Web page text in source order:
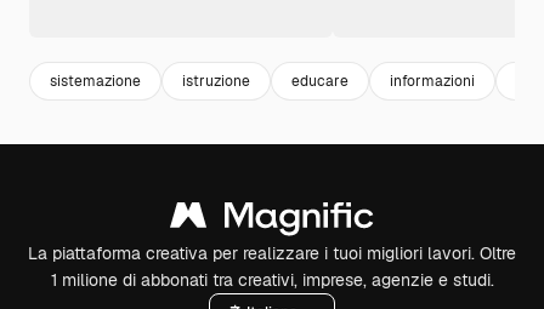
sistemazione istruzione educare informazioni
La piattaforma creativa per realizzare i tuoi migliori lavori. Oltre
1 milione di abbonati tra creativi, imprese, agenzie e studi.